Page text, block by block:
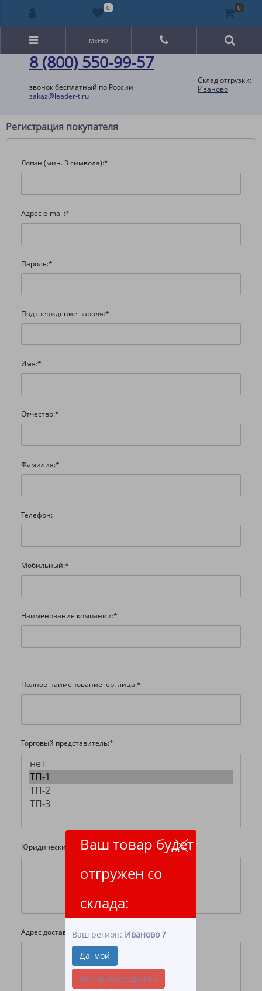
8 (800) 550-99-57
звонок бесплатный по России
zakaz@leader-t.ru
Склад отгрузки:
Иваново
Ваш товар будет
отгружен со
склада:
Ваш регион: Иваново ?
Да, мой
Нет, выберу другой
МЕНЮ
Регистрация покупателя
Логин (мин. 3 символа):*
Адрес e-mail:*
Пароль:*
Подтверждение пароля:*
Имя:*
Отчество:*
Фамилия:*
Телефон:
Мобильный:*
Наименование компании:*
Полное наименование юр. лица:*
Торговый представитель:*
Юридический адрес:*
Адрес доставки:*
0 0